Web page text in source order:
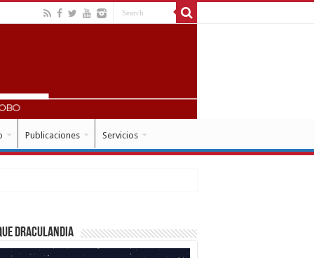
Publicaciones Servicios
Draculandia